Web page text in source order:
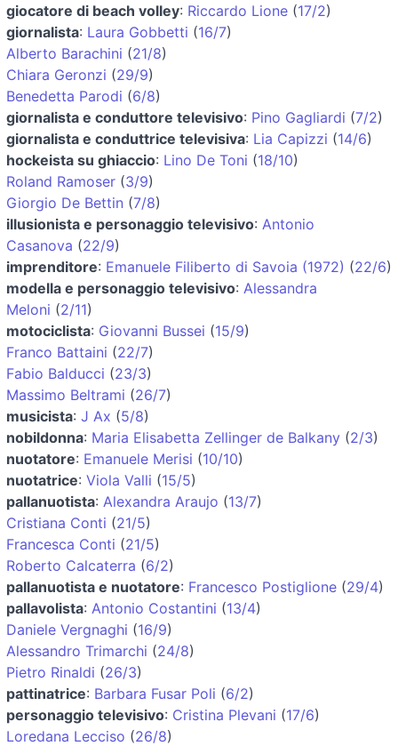
giocatore di beach volley: Riccardo Lione (17/2)
giornalista: Laura Gobbetti (16/7)
Alberto Barachini (21/8)
Chiara Geronzi (29/9)
Benedetta Parodi (6/8)
giornalista e conduttore televisivo: Pino Gagliardi (7/2)
giornalista e conduttrice televisiva: Lia Capizzi (14/6)
hockeista su ghiaccio: Lino De Toni (18/10)
Roland Ramoser (3/9)
Giorgio De Bettin (7/8)
illusionista e personaggio televisivo: Antonio
Casanova (22/9)
imprenditore: Emanuele Filiberto di Savoia (1972) (22/6)
modella e personaggio televisivo: Alessandra
Meloni (2/11)
motociclista: Giovanni Bussei (15/9)
Franco Battaini (22/7)
Fabio Balducci (23/3)
Massimo Beltrami (26/7)
musicista: J Ax (5/8)
nobildonna: Maria Elisabetta Zellinger de Balkany (2/3)
nuotatore: Emanuele Merisi (10/10)
nuotatrice: Viola Valli (15/5)
pallanuotista: Alexandra Araujo (13/7)
Cristiana Conti (21/5)
Francesca Conti (21/5)
Roberto Calcaterra (6/2)
pallanuotista e nuotatore: Francesco Postiglione (29/4)
pallavolista: Antonio Costantini (13/4)
Daniele Vergnaghi (16/9)
Alessandro Trimarchi (24/8)
Pietro Rinaldi (26/3)
pattinatrice: Barbara Fusar Poli (6/2)
personaggio televisivo: Cristina Plevani (17/6)
Loredana Lecciso (26/8)